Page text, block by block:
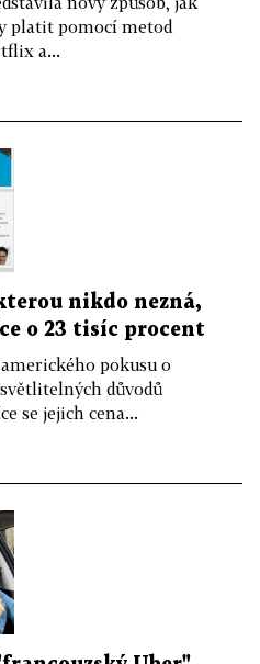
pomocí metod
a...
nikdo nezná,
o 23 tisíc procent
pokusu o
důvodů
se jejich cena...